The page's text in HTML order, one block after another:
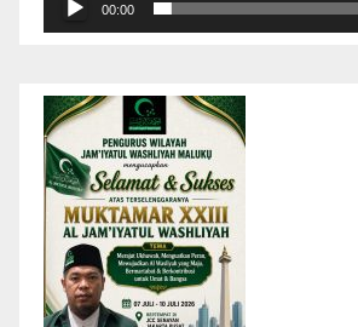
00:00